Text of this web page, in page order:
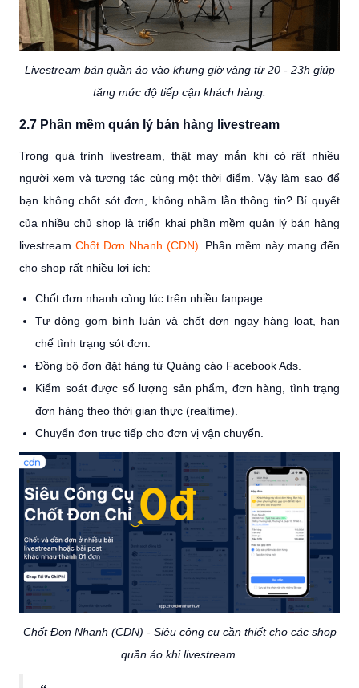
Livestream bán quần áo vào khung giờ vàng từ 20 - 23h giúp
tăng mức độ tiếp cận khách hàng.
2.7 Phần mềm quản lý bán hàng livestream
Trong quá trình livestream, thật may mắn khi có rất nhiều
người xem và tương tác cùng một thời điểm. Vậy làm sao để
bạn không chốt sót đơn, không nhầm lẫn thông tin? Bí quyết
của nhiều chủ shop là triển khai phần mềm quản lý bán hàng
livestream Chốt Đơn Nhanh (CDN) . Phần mềm này mang đến
cho shop rất nhiều lợi ích:
Chốt đơn nhanh cùng lúc trên nhiều fanpage.
Tự động gom bình luận và chốt đơn ngay hàng loạt, hạn
chế tình trạng sót đơn.
Đồng bộ đơn đặt hàng từ Quảng cáo Facebook Ads.
Kiểm soát được số lượng sản phẩm, đơn hàng, tình trạng
đơn hàng theo thời gian thực (realtime).
Chuyển đơn trực tiếp cho đơn vị vận chuyển.
Chốt Đơn Nhanh (CDN) - Siêu công cụ cần thiết cho các shop
quần áo khi livestream.